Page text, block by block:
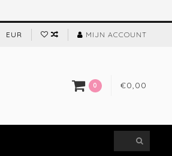
EUR MIJN ACCOUNT
0 €0,00